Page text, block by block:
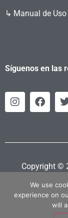
↳ Manual de
Síguenos en las
Copyright ©
We use
experience on
will